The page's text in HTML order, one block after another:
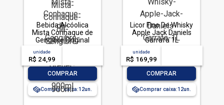
Bebida Alcóolica
Mista Conhaque de
Gengibre Original
Dreher Garrafa 900ml
unidade
R$ 24,99
COMPRAR
Comprar caixa:12
Licor Fino De Whisky
Apple Jack Daniels
Garrafa 1L
unidade
R$ 169,99
COMPRAR
Comprar caixa:12